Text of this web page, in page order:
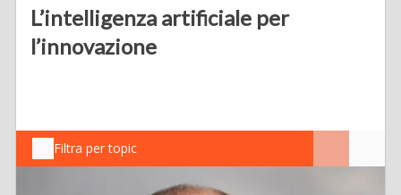
L’intelligenza artificiale per
l’innovazione
Filtra per topic